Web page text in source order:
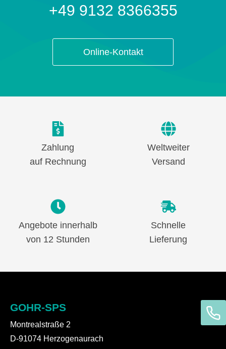
+49 9132 8366355
Online-Kontakt
Zahlung
auf Rechnung
Weltweiter
Versand
Angebote innerhalb
von 12 Stunden
Schnelle
Lieferung
GOHR-SPS
Montrealstraße 2
D-91074 Herzogenaurach